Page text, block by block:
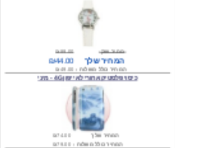
המחיר כולל משלוח :
כיסוי פלסטיק אחורי לאייפון 4G - מיני
המחיר שלך
₪79.00 המחיר כולל משלוח :
פילינג להסרת עור קשה דו צדדי